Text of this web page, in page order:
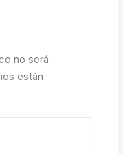
no será
están